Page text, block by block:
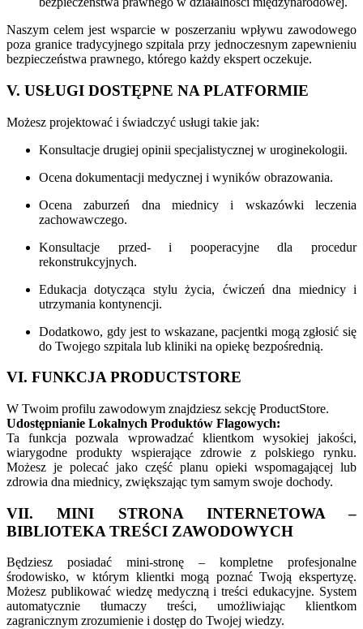
Naszym celem jest wsparcie w poszerzaniu wpływu zawodowego
poza granice tradycyjnego szpitala przy jednoczesnym zapewnieniu
bezpieczeństwa prawnego, którego każdy ekspert oczekuje.
V. USŁUGI DOSTĘPNE NA PLATFORMIE
Możesz projektować i świadczyć usługi takie jak:
Konsultacje drugiej opinii specjalistycznej w uroginekologii.
Ocena dokumentacji medycznej i wyników obrazowania.
Ocena zaburzeń dna miednicy i wskazówki leczenia
zachowawczego.
Konsultacje przed- i pooperacyjne dla procedur
rekonstrukcyjnych.
Edukacja dotycząca stylu życia, ćwiczeń dna miednicy i
utrzymania kontynencji.
Dodatkowo, gdy jest to wskazane, pacjentki mogą zgłosić się
do Twojego szpitala lub kliniki na opiekę bezpośrednią.
VI. FUNKCJA PRODUCTSTORE
W Twoim profilu zawodowym znajdziesz sekcję ProductStore.
Udostępnianie Lokalnych Produktów Flagowych:
Ta funkcja pozwala wprowadzać klientkom wysokiej jakości,
wiarygodne produkty wspierające zdrowie z polskiego rynku.
Możesz je polecać jako część planu opieki wspomagającej lub
zdrowia dna miednicy, zwiększając tym samym swoje dochody.
VII. MINI STRONA INTERNETOWA –
BIBLIOTEKA TREŚCI ZAWODOWYCH
Będziesz posiadać mini-stronę – kompletne profesjonalne
środowisko, w którym klientki mogą poznać Twoją ekspertyzę.
Możesz publikować wiedzę medyczną i treści edukacyjne. System
automatycznie tłumaczy treści, umożliwiając klientkom
zagranicznym zrozumienie i dostęp do Twojej wiedzy.